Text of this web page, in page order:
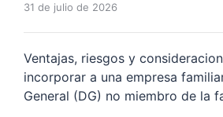
31 de julio de 2026
Ventajas, riesgos y
incorporar a una empresa
General (DG) no miembro de la